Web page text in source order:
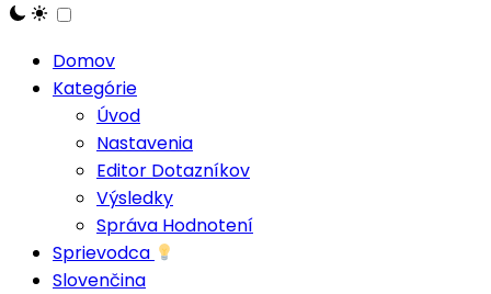
Domov
Kategórie
Úvod
Nastavenia
Editor Dotazníkov
Výsledky
Správa Hodnotení
Sprievodca
Slovenčina